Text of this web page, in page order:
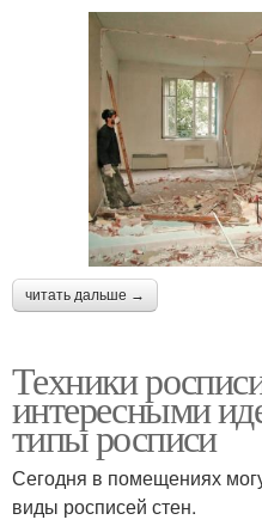
читать дальше →
Техники
интересными
типы росписи
Сегодня в помещениях
виды росписей стен.